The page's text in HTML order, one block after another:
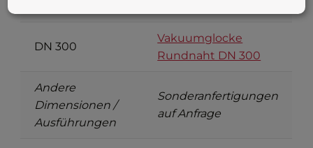
DN 300
Vakuumglocke
Rundnaht DN 300
Andere
Dimensionen /
Ausführungen
Sonderanfertigungen
auf Anfrage